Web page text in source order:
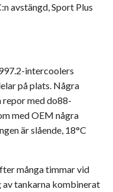
avstängd, Sport Plus
intercoolers
på plats. Några
repor med do88-
med OEM några
är slående, 18°C
många timmar vid
tankarna kombinerat